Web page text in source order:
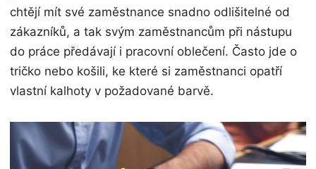
chtějí mít své zaměstnance snadno odlišitelné od
zákazníků, a tak svým zaměstnancům při nástupu
do práce předávají i pracovní oblečení. Často jde o
tričko nebo košili, ke které si zaměstnanci opatří
vlastní kalhoty v požadované barvě.